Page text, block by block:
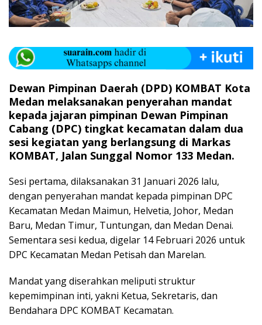
Dewan Pimpinan Daerah (DPD) KOMBAT Kota
Medan melaksanakan penyerahan mandat
kepada jajaran pimpinan Dewan Pimpinan
Cabang (DPC) tingkat kecamatan dalam dua
sesi kegiatan yang berlangsung di Markas
KOMBAT, Jalan Sunggal Nomor 133 Medan.
Sesi pertama, dilaksanakan 31 Januari 2026 lalu,
dengan penyerahan mandat kepada pimpinan DPC
Kecamatan Medan Maimun, Helvetia, Johor, Medan
Baru, Medan Timur, Tuntungan, dan Medan Denai.
Sementara sesi kedua, digelar 14 Februari 2026 untuk
DPC Kecamatan Medan Petisah dan Marelan.
Mandat yang diserahkan meliputi struktur
kepemimpinan inti, yakni Ketua, Sekretaris, dan
Bendahara DPC KOMBAT Kecamatan.